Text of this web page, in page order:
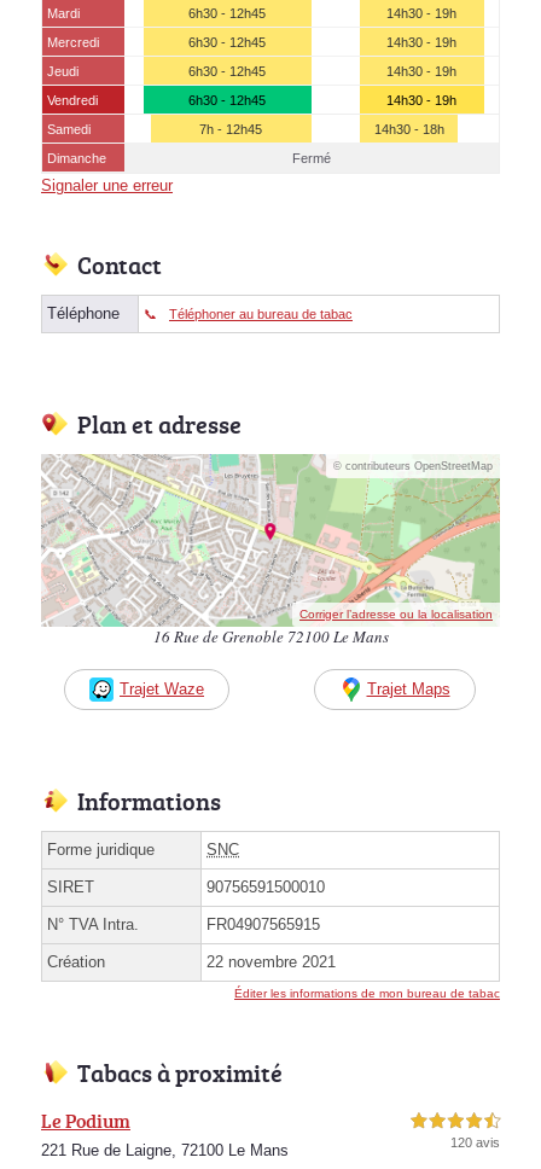
Mardi
6h30 - 12h45
14h30 - 19h
Mercredi
6h30 - 12h45
14h30 - 19h
Jeudi
6h30 - 12h45
14h30 - 19h
Vendredi
6h30 - 12h45
14h30 - 19h
Samedi
7h - 12h45
14h30 - 18h
Dimanche
Fermé
Signaler une erreur
Contact
Téléphone Téléphoner au bureau de tabac
Plan et adresse
© contributeurs OpenStreetMap
Corriger l’adresse ou la localisation
16 Rue de Grenoble 72100 Le Mans
Trajet Waze Trajet Maps
Informations
Forme juridique SNC
SIRET 90756591500010
N° TVA Intra. FR04907565915
Création 22 novembre 2021
Éditer les informations de mon bureau de tabac
Tabacs à proximité
Le Podium
221 Rue de Laigne, 72100 Le Mans
4,5 étoiles sur 5
120 avis